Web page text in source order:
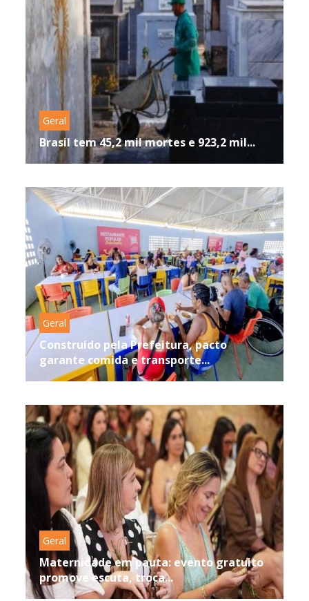
Geral
Brasil tem 45,2 mil mortes e 923,2 mil...
Geral
Construído pela Prefeitura, pacto
garante comida e transporte...
Geral
Maternidade em pauta: evento gratuito
promove escuta, troca...